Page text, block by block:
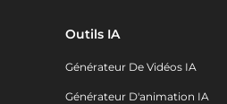
Outils IA
Générateur De Vidéos IA
Générateur D'animation IA